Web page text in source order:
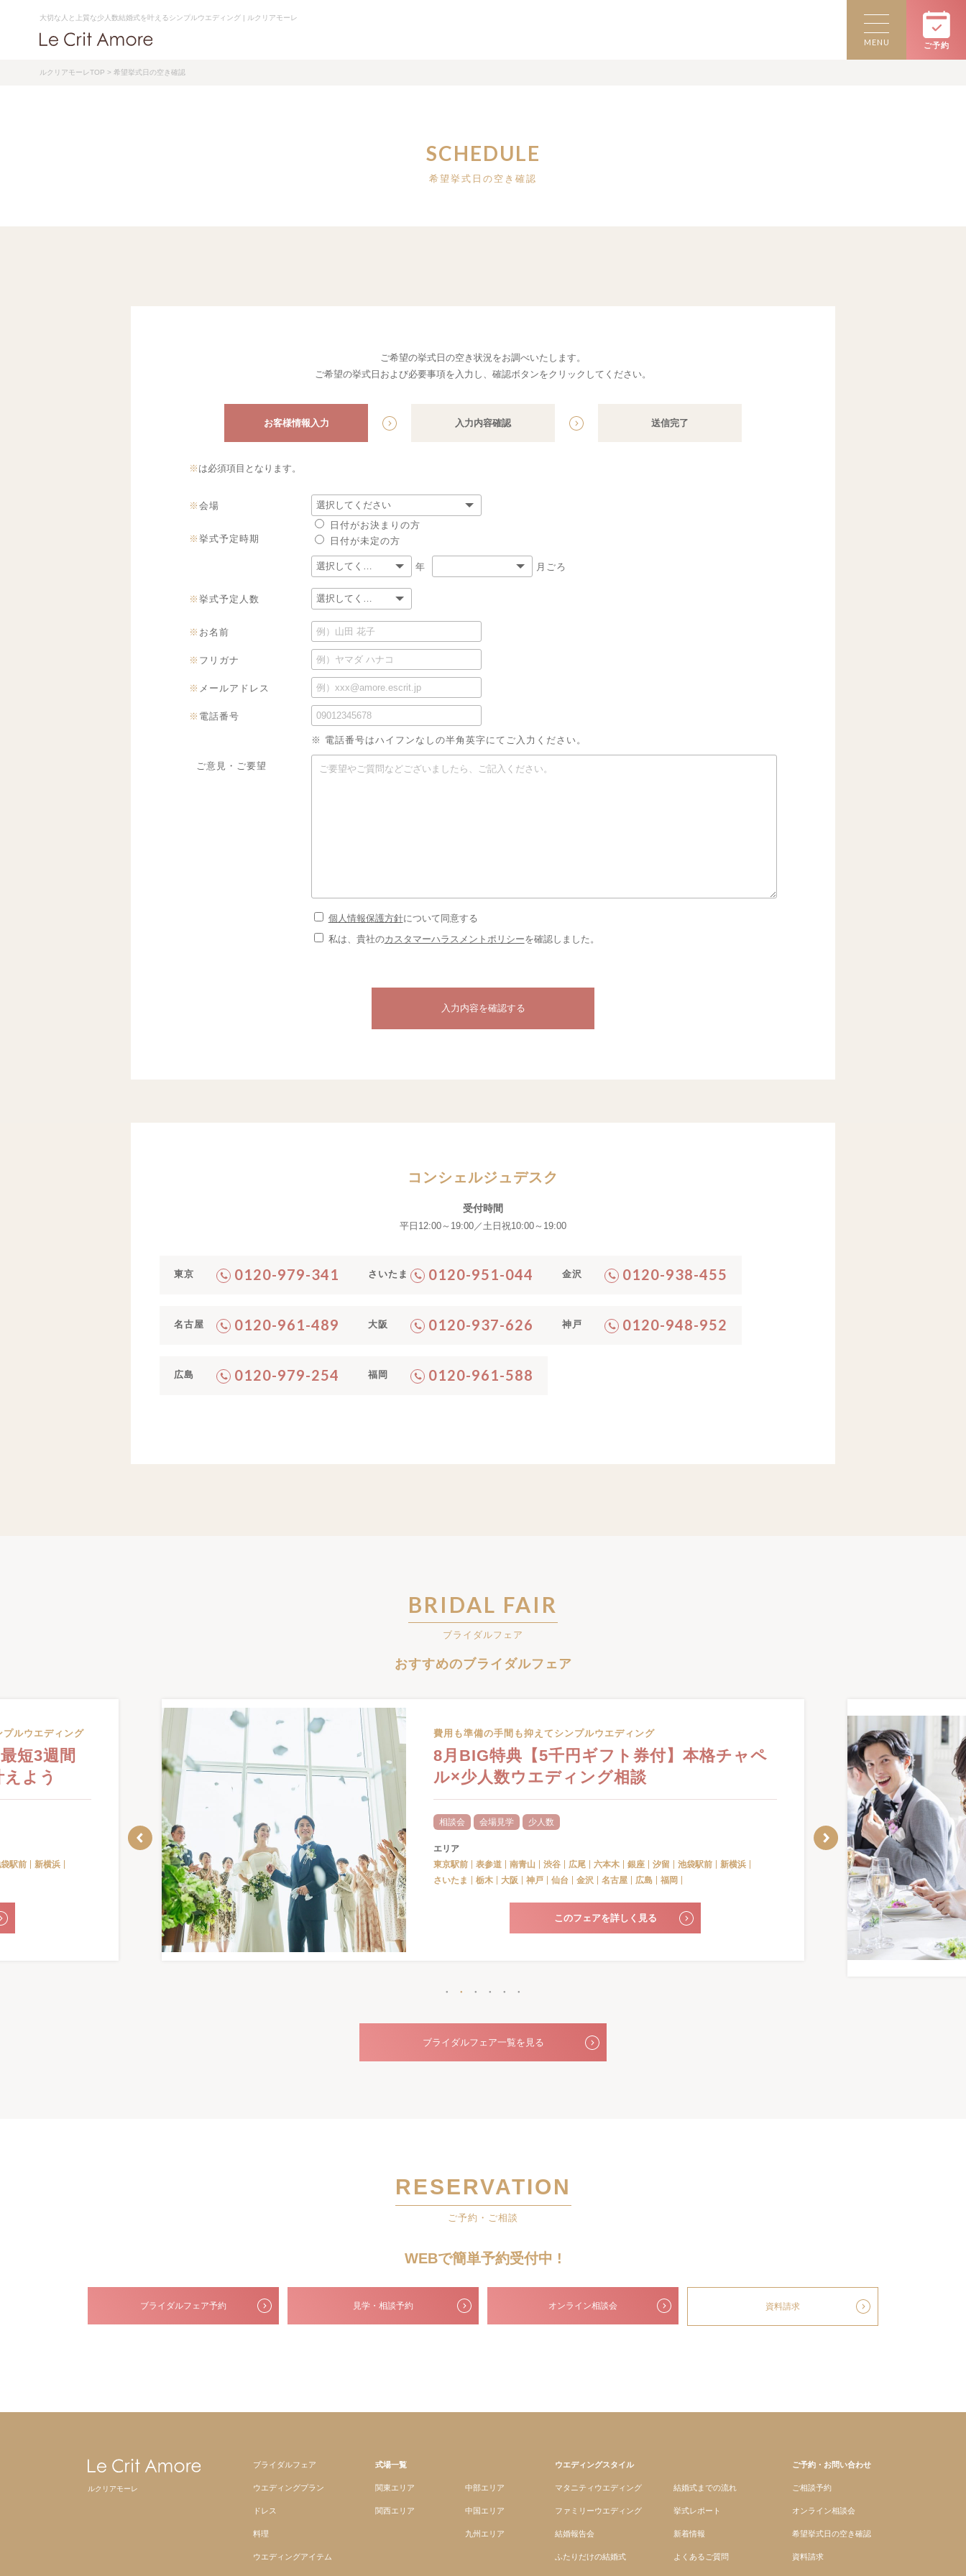
大切な人と上質な少人数結婚式を叶えるシンプルウエディング | ルクリアモーレ
MENU ご予約
ルクリアモーレTOP > 希望挙式日の空き確認
SCHEDULE
希望挙式日の空き確認
ご希望の挙式日の空き状況をお調べいたします。
ご希望の挙式日および必要事項を入力し、確認ボタンをクリックしてください。
お客様情報入力 入力内容確認 送信完了
※ は必須項目となります。
※ 会場
※ 挙式予定時期
日付がお決まりの方
日付が未定の方
年 月ごろ
※ 挙式予定人数
※ お名前
※ フリガナ
※ メールアドレス
※ 電話番号
※ 電話番号はハイフンなしの半角英字にてご入力ください。
ご意見・ご要望
個人情報保護方針について同意する
私は、貴社のカスタマーハラスメントポリシーを確認しました。
コンシェルジュデスク
受付時間
平日12:00～19:00／土日祝10:00～19:00
東京 0120-979-341 さいたま 0120-951-044 金沢 0120-938-455
名古屋 0120-961-489 大阪 0120-937-626 神戸 0120-948-952
広島 0120-979-254 福岡 0120-961-588
BRIDAL FAIR
ブライダルフェア
おすすめのブライダルフェア
プルウエディング
短3週間
よう
駅前 新横浜
費用も準備の手間も抑えてシンプルウエディング
8月BIG特典【5千円ギフト券付】本格チャペ
ル×少人数ウエディング相談
相談会 会場見学 少人数
エリア
東京駅前
表参道 南青山 渋谷 広尾 六本木 銀座 汐留 池袋駅前
新横浜
さいたま
栃木 大阪 神戸 仙台 金沢 名古屋 広島 福岡
このフェアを詳しく見る
ブライダルフェア一覧を見る
RESERVATION
ご予約・ご相談
WEBで簡単予約受付中 !
ブライダルフェア予約 見学・相談予約 オンライン相談会 資料請求
ルクリアモーレ
ブライダルフェア
ウエディングプラン
ドレス
料理
ウエディングアイテム
式場一覧
関東エリア
関西エリア
中部エリア
中国エリア
九州エリア
ウエディングスタイル
マタニティウエディング
ファミリーウエディング
結婚報告会
ふたりだけの結婚式
結婚式までの流れ
挙式レポート
新着情報
よくあるご質問
ご予約・お問い合わせ
ご相談予約
オンライン相談会
希望挙式日の空き確認
資料請求